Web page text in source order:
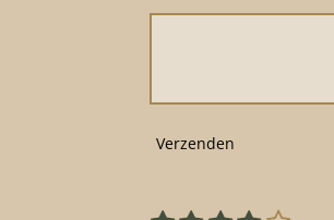
Verzenden